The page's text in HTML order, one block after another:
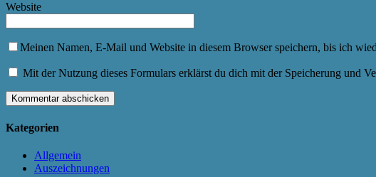
Website
Meinen Namen, E-Mail und Website in diesem Browser speichern, bis ich
Mit der Nutzung dieses Formulars erklärst du dich mit der Speicherung und
Kategorien
Allgemein
Auszeichnungen